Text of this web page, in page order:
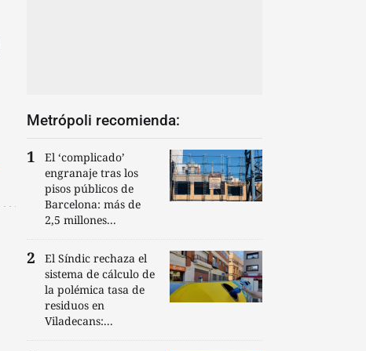
Metrópoli recomienda:
El ‘complicado’
engranaje tras los
pisos públicos de
Barcelona: más de
2,5 millones...
El Síndic rechaza el
sistema de cálculo de
la polémica tasa de
residuos en
Viladecans:...